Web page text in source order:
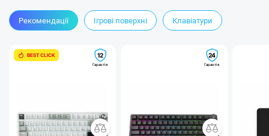
Рекомендації Ігрові поверхні Клавіатури
BEST CLICK 12
Гарантія
24
Гарантія